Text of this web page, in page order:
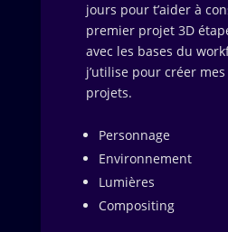
jours pour t’aider à
premier projet 3D
avec les bases du
j’utilise pour créer
projets.
Personnage
Environnement
Lumières
Compositing